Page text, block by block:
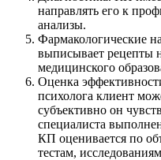
направлять его к
анализы.
Фармакологические
выписывает рецепты
медицинского
Оценка
психолога клиент
субъективно он
специалиста
КП оценивается по
тестам,